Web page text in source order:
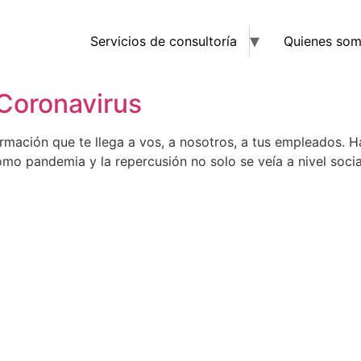
Servicios de consultoría Quienes
que te llega a vos, a nosotros, a tus empleados.
pandemia y la repercusión no solo se veía a nivel